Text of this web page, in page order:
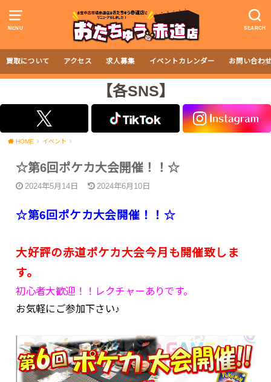
MENU SEARCH
買取について アクセス 求人募集 イベントカレンダー お問い合わ
【各SNS】
HOME イベント
☆第6回ポケカ大会開催！！☆
2024年5月14日 2024年6月10日
☆第6回ポケカ大会開催！！☆
大好評の赤道ポケカ大会今月も開催致しま
す。
初心者大歓迎！！レクチャーありです。
お気軽にご参加下さい♪